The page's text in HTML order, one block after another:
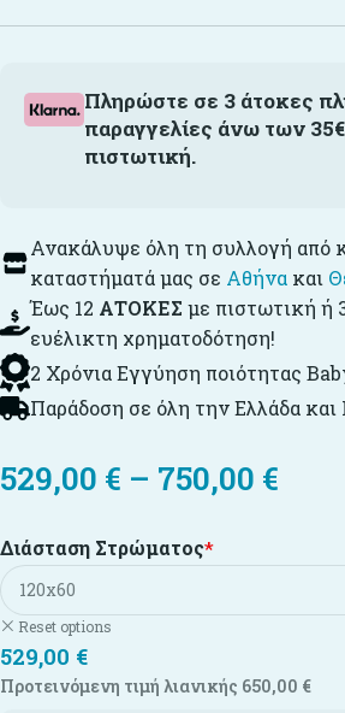
Πληρώστε σε 3 άτοκες
παραγγελίες άνω των
πιστωτική.
Ανακάλυψε όλη τη συλλογή από
καταστήματά μας σε Αθήνα και
Έως 12 ΑΤΟΚΕΣ με πιστωτική ή
ευέλικτη χρηματοδότηση!
2 Χρόνια Εγγύηση ποιότητας
Παράδοση σε όλη την Ελλάδα
529,00 € – 750,00 €
*
Διάσταση Στρώματος
Reset options
529,00 €
Προτεινόμενη τιμή λιανικής 650,00 €